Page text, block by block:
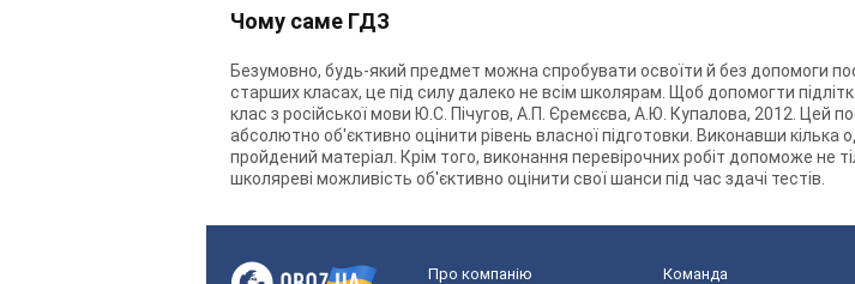
Чому саме ГДЗ
Безумовно, будь-який предмет можна спробувати освоїти й без допомоги
старших класах, це під силу далеко не всім школярам. Щоб допомогти
клас з російської мови Ю.С. Пічугов, А.П. Єремєєва, А.Ю. Купалова, 2012. Цей
абсолютно об'єктивно оцінити рівень власної підготовки. Виконавши
пройдений матеріал. Крім того, виконання перевірочних робіт допоможе не
школяреві можливість об'єктивно оцінити свої шанси під час здачі тестів.
Про компанію Команда